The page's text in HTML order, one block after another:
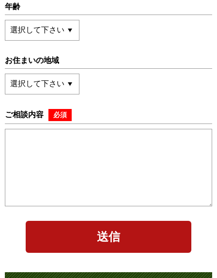
年齢
お住まいの地域
ご相談内容 必須
送信